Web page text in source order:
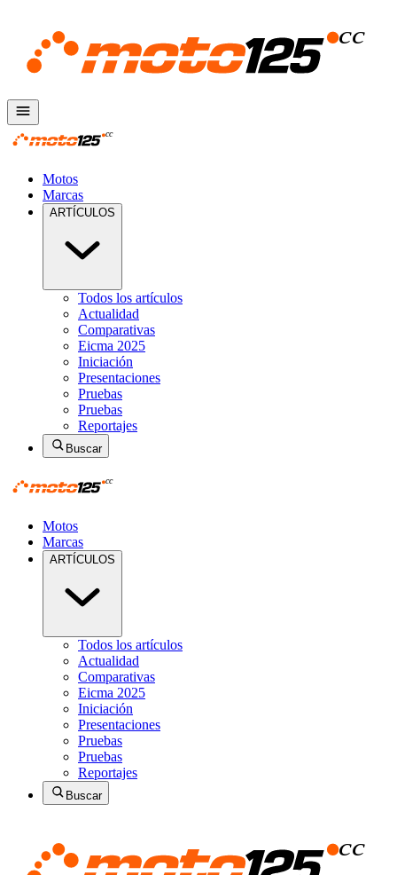
Motos
Marcas
ARTÍCULOS
Todos los artículos
Actualidad
Comparativas
Eicma 2025
Iniciación
Presentaciones
Pruebas
Pruebas
Reportajes
Buscar
Motos
Marcas
ARTÍCULOS
Todos los artículos
Actualidad
Comparativas
Eicma 2025
Iniciación
Presentaciones
Pruebas
Pruebas
Reportajes
Buscar